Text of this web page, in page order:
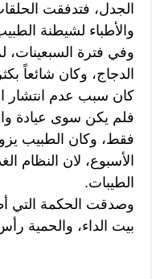
الجدل، فتدفقت
والأطباء لشيطنة
وفي فترة السبعينات،
الدجاج، وكان شائعاً
كان سبب عدم انتشار
فلم يكن سوى عيادة
فقط، وكان الطبيب
الأسبوع، لان النظام
الطيبات.
وصدقت الحكمة التي
بيت الداء، والحمية